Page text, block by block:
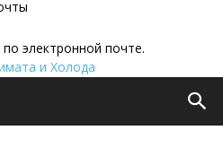
электронной почте.
и Холода